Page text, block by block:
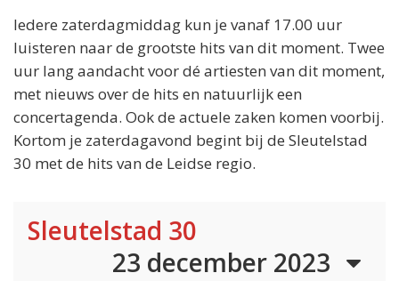
Iedere zaterdagmiddag kun je vanaf 17.00 uur
luisteren naar de grootste hits van dit moment. Twee
uur lang aandacht voor dé artiesten van dit moment,
met nieuws over de hits en natuurlijk een
concertagenda. Ook de actuele zaken komen voorbij.
Kortom je zaterdagavond begint bij de Sleutelstad
30 met de hits van de Leidse regio.
Sleutelstad 30
23 december 2023